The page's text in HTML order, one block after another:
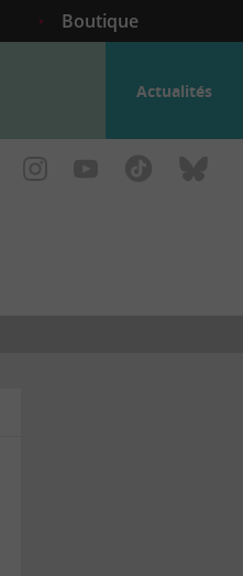
Boutique
Actualités